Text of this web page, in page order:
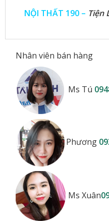
NỘI THẤT 190 – Tiện
Nhân viên bán hàng
Ms Tú
Phương
Ms Xuân